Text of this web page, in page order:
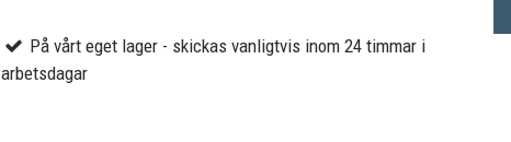
På vårt eget lager - skickas vanligtvis inom 24 timmar i
arbetsdagar